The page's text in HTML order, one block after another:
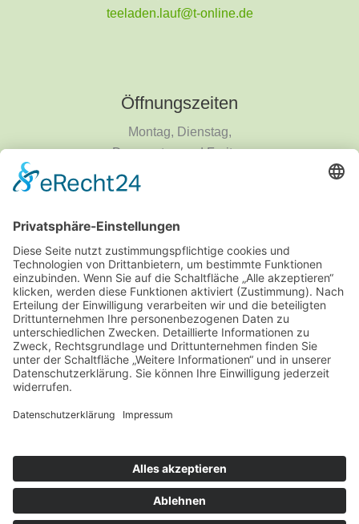
teeladen.lauf@t-online.de
Öffnungszeiten
Montag, Dienstag,
Donnerstag und Freitag
9 - 14 Uhr
Informationen
Über uns
Produktanfrage
Datenschutzerklärung